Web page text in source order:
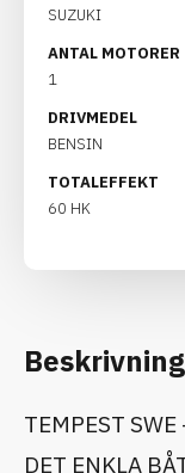
SUZUKI
ANTAL MOTORER
1
DRIVMEDEL
BENSIN
TOTALEFFEKT
60 HK
Beskrivning
TEMPEST
DET ENKLA